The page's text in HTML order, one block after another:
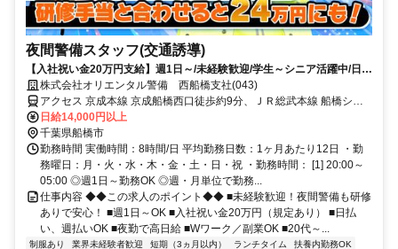
夜間警備スタッフ(交通誘導)
【入社祝い金20万円支給】週1日～/未経験歓迎/学生～シニア活躍中/日払
い・週払いOK/履歴書不要！
株式会社オリエンタル警備 西船橋支社(043)
アクセス 京成本線 京成船橋西口徒歩約9分、ＪＲ総武本線 船橋シャ
ポー口徒歩約6分、東葉高速線 東海神T4口徒歩約5分 (面接地/西船橋
支社)千葉県船橋市葛飾町2-380-2 ヤマゲンビル2階
日給14,000円以上
千葉県船橋市
勤務時間 実働時間：8時間/日 平均勤務日数：1ヶ月あたり12日 ・勤
務曜日：月・火・水・木・金・土・日・祝 ・勤務時間： [1] 20:00～
05:00 ◎週1日～勤務OK ◎週・月単位で勤務...
仕事内容 ◆◆この求人のポイント◆◆ ■未経験歓迎！夜間警備も研修
ありで安心！ ■週1日～OK ■入社祝い金20万円（規定あり） ■日払
い、週払いOK ■夜勤で高日給 ■Wワーク／副業OK ■20代～...
制服あり 業界未経験者歓迎 短期（3ヵ月以内） ランチタイム
扶養内勤務OK